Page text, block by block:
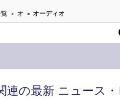
> オ > オーディオ
連の最新 ニュース